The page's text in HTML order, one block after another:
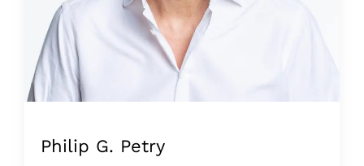
Philip G. Petry